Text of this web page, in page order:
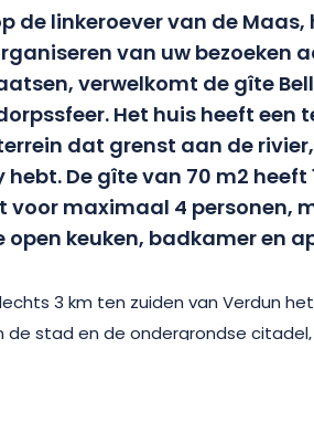
de linkeroever van de
van uw bezoeken
verwelkomt de gîte
Het huis heeft een
dat grenst aan de
De gîte van 70 m2 heeft
voor maximaal 4 personen,
keuken, badkamer en
3 km ten zuiden van Verdun
de stad en de ondergrondse
van de oorlog van 14-